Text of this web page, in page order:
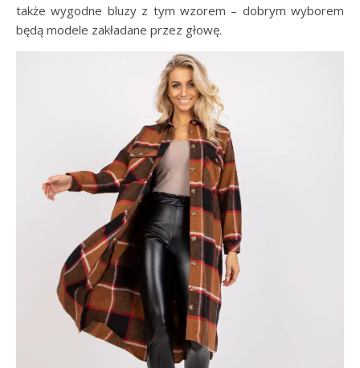
także wygodne bluzy z tym wzorem – dobrym wyborem
będą modele zakładane przez głowę.